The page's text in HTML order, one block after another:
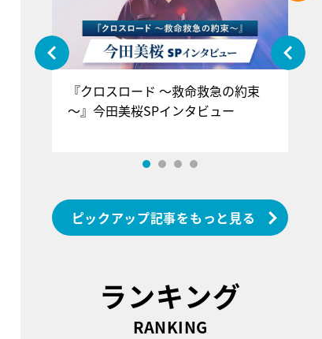
『クロスロード ～救命救急の約束
～』今田美桜SPインタビュー
ピックアップ記事をもっと見る
ランキング
RANKING